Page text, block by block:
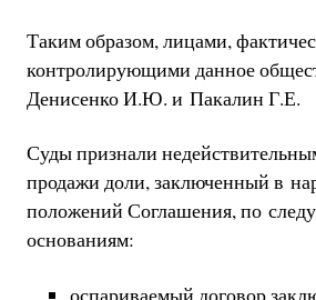
Таким образом, лицами,
контролирующими данное
Денисенко И.Ю. и Пакалин Г.Е.
Суды признали
продажи доли, заключенный в
положений Соглашения, по
основаниям:
оспариваемый договор